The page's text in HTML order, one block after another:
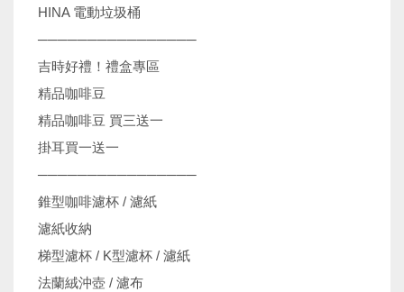
HINA 電動垃圾桶
────────────────
吉時好禮！禮盒專區
精品咖啡豆
精品咖啡豆 買三送一
掛耳買一送一
────────────────
錐型咖啡濾杯 / 濾紙
濾紙收納
梯型濾杯 / K型濾杯 / 濾紙
法蘭絨沖壺 / 濾布